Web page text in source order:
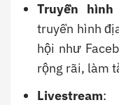
Truyền
truyền hình
hội như
rộng rãi, làm
Livestream: